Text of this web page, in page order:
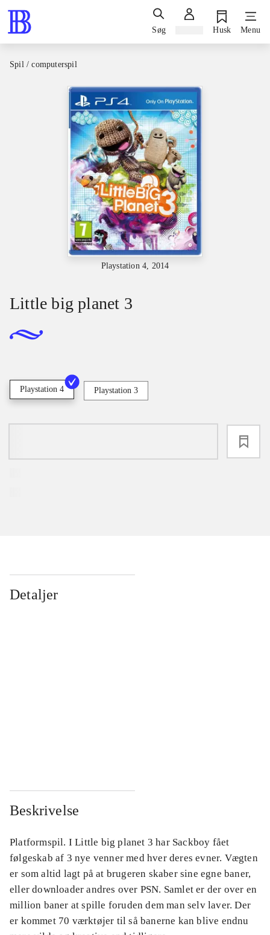
Søg Husk Menu
Spil / computerspil
Playstation 4, 2014
Little big planet 3
Playstation 4 Playstation 3
Detaljer
Beskrivelse
Platformspil. I Little big planet 3 har Sackboy fået
følgeskab af 3 nye venner med hver deres evner. Vægten
er som altid lagt på at brugeren skaber sine egne baner,
eller downloader andres over PSN. Samlet er der over en
million baner at spille foruden dem man selv laver. Der
er kommet 70 værktøjer til så banerne kan blive endnu